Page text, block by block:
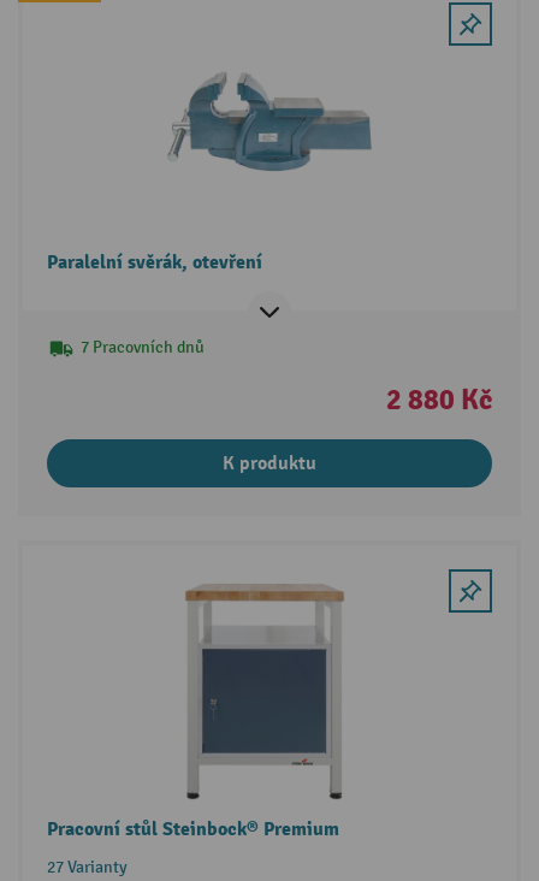
Paralelní svěrák, otevření
7 Pracovních dnů
2 880 Kč
K produktu
Pracovní stůl Steinbock® Premium
27 Varianty